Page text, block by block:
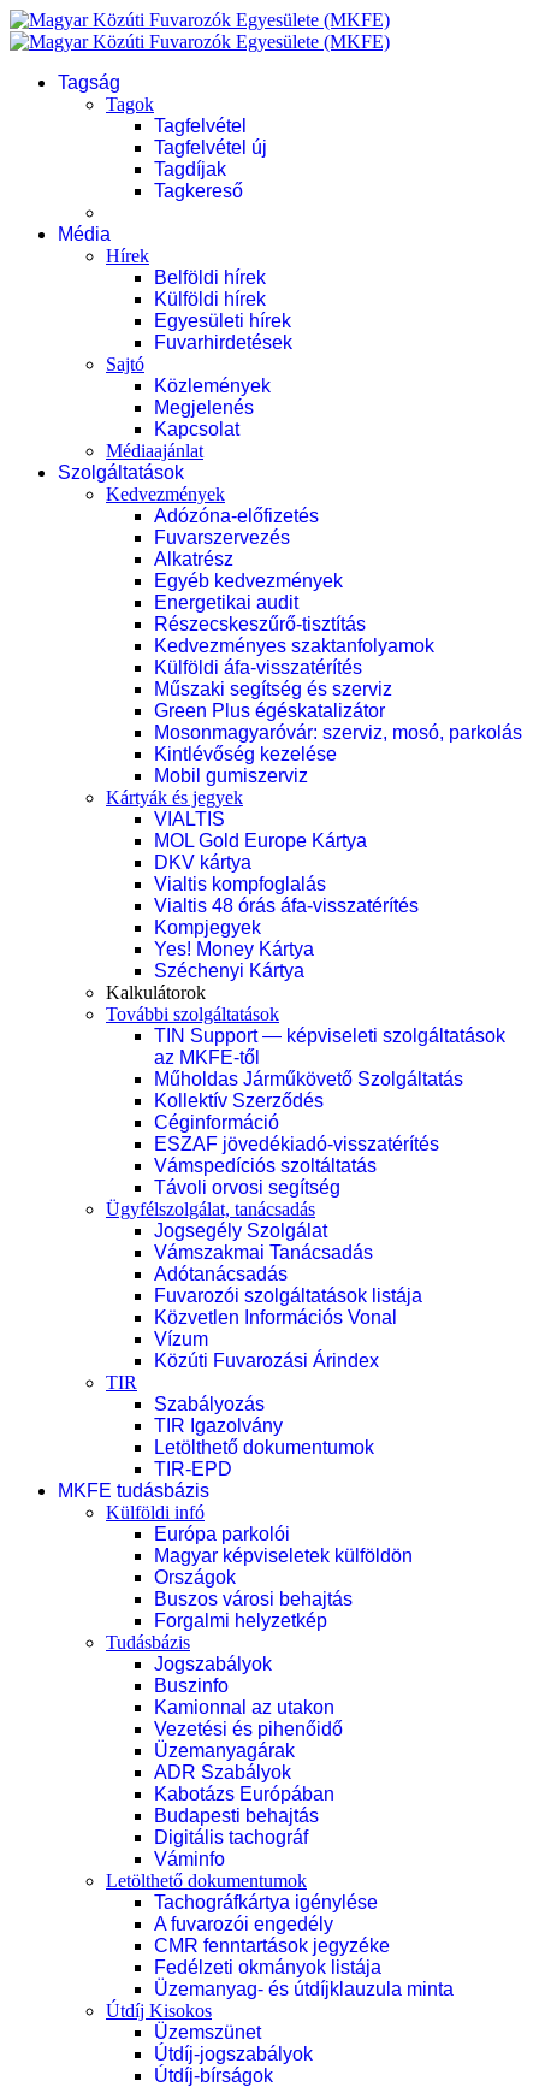
Tagság
Tagok
Tagfelvétel
Tagfelvétel új
Tagdíjak
Tagkereső
Média
Hírek
Belföldi hírek
Külföldi hírek
Egyesületi hírek
Fuvarhirdetések
Sajtó
Közlemények
Megjelenés
Kapcsolat
Médiaajánlat
Szolgáltatások
Kedvezmények
Adózóna-előfizetés
Fuvarszervezés
Alkatrész
Egyéb kedvezmények
Energetikai audit
Részecskeszűrő-tisztítás
Kedvezményes szaktanfolyamok
Külföldi áfa-visszatérítés
Műszaki segítség és szerviz
Green Plus égéskatalizátor
Mosonmagyaróvár: szerviz, mosó, parkolás
Kintlévőség kezelése
Mobil gumiszerviz
Kártyák és jegyek
VIALTIS
MOL Gold Europe Kártya
DKV kártya
Vialtis kompfoglalás
Vialtis 48 órás áfa-visszatérítés
Kompjegyek
Yes! Money Kártya
Széchenyi Kártya
Kalkulátorok
További szolgáltatások
TIN Support — képviseleti szolgáltatások
az MKFE-től
Műholdas Járműkövető Szolgáltatás
Kollektív Szerződés
Céginformáció
ESZAF jövedékiadó-visszatérítés
Vámspedíciós szoltáltatás
Távoli orvosi segítség
Ügyfélszolgálat, tanácsadás
Jogsegély Szolgálat
Vámszakmai Tanácsadás
Adótanácsadás
Fuvarozói szolgáltatások listája
Közvetlen Információs Vonal
Vízum
Közúti Fuvarozási Árindex
TIR
Szabályozás
TIR Igazolvány
Letölthető dokumentumok
TIR-EPD
MKFE tudásbázis
Külföldi infó
Európa parkolói
Magyar képviseletek külföldön
Országok
Buszos városi behajtás
Forgalmi helyzetkép
Tudásbázis
Jogszabályok
Buszinfo
Kamionnal az utakon
Vezetési és pihenőidő
Üzemanyagárak
ADR Szabályok
Kabotázs Európában
Budapesti behajtás
Digitális tachográf
Váminfo
Letölthető dokumentumok
Tachográfkártya igénylése
A fuvarozói engedély
CMR fenntartások jegyzéke
Fedélzeti okmányok listája
Üzemanyag- és útdíjklauzula minta
Útdíj Kisokos
Üzemszünet
Útdíj-jogszabályok
Útdíj-bírságok